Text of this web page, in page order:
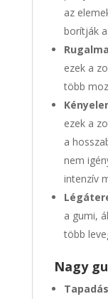
az
borítják
ezek a
több
ezek a
a
nem
intenzív
a gumi,
több
Nagy
Tapadás